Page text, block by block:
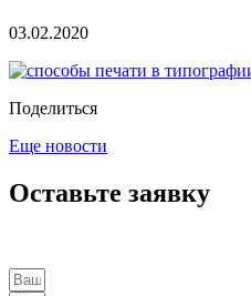
03.02.2020
Поделиться
Еще новости
Оставьте заявку